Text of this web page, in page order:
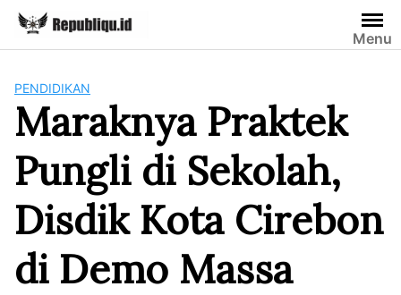
Skip
content
Menu
PENDIDIKAN
Maraknya Praktek
Pungli di Sekolah,
Disdik Kota Cirebon
di Demo Massa